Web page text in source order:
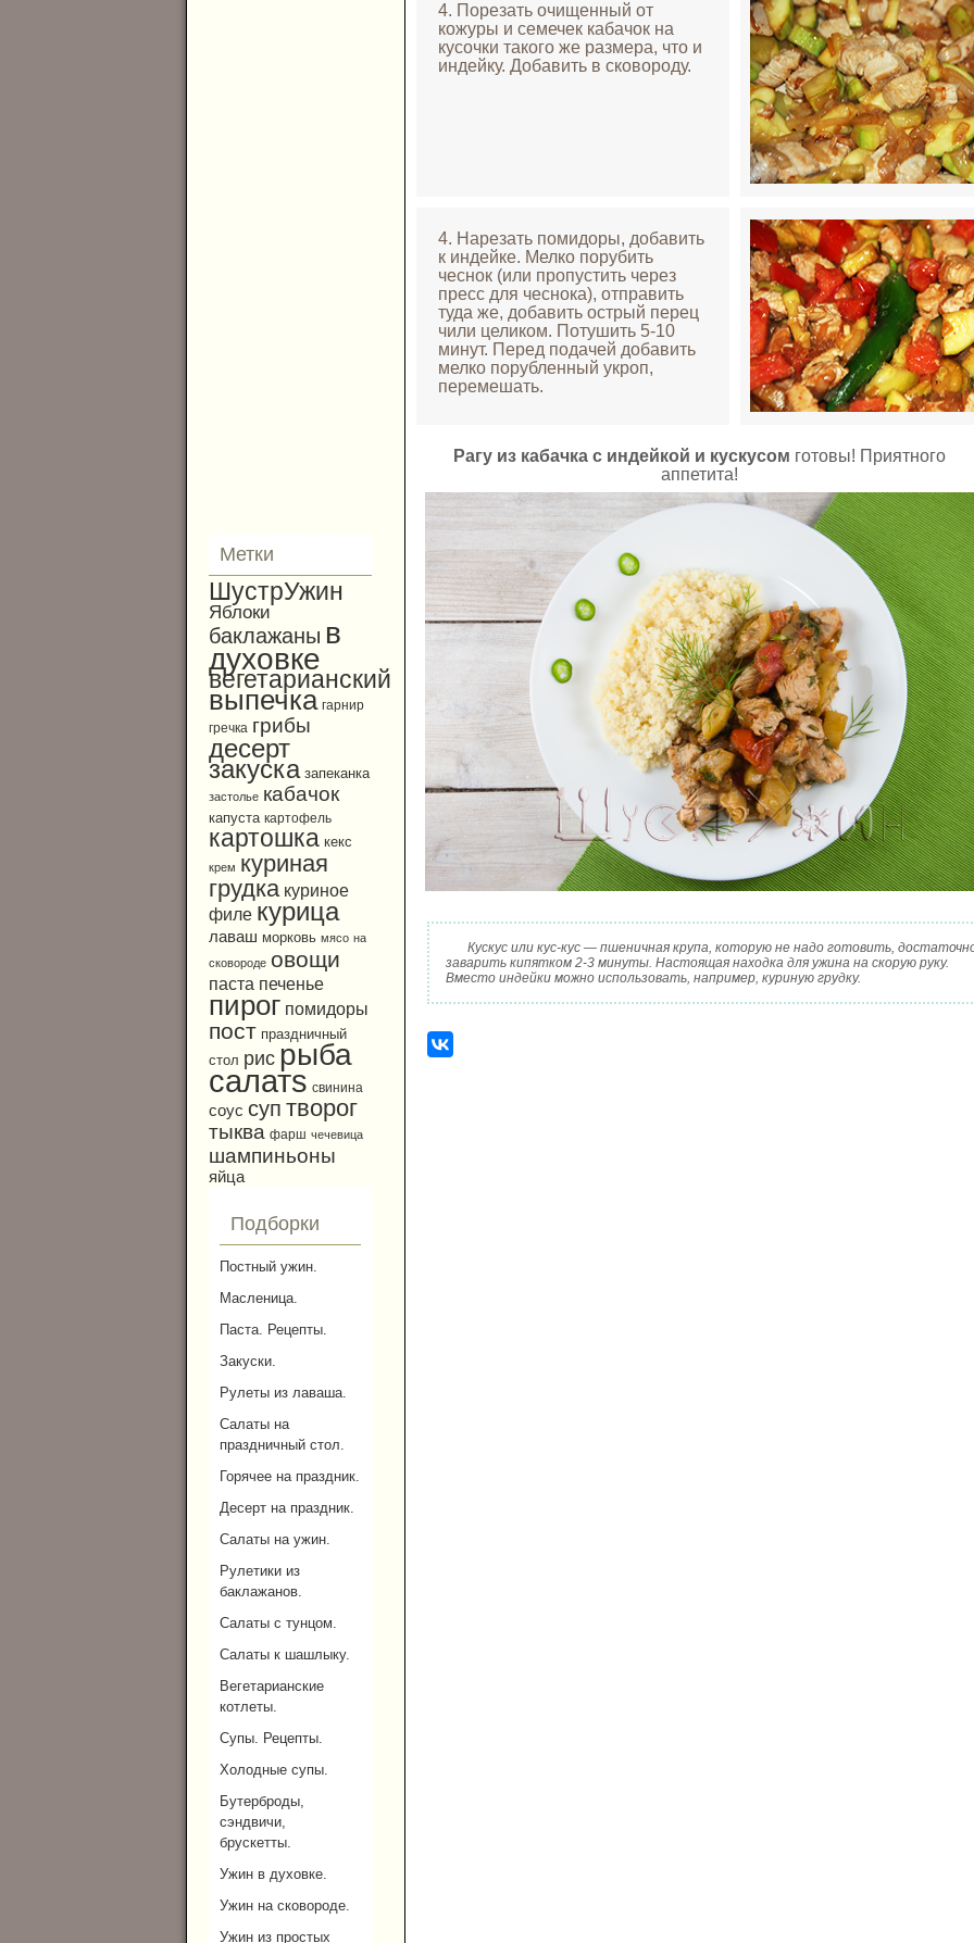
Метки
ШустрУжин
Яблоки
баклажаны в
духовке
вегетарианский
выпечка гарнир
гречка грибы
десерт
закуска запеканка
застолье кабачок
капуста картофель
картошка кекс
крем куриная
грудка куриное
филе курица
лаваш морковь мясо на
сковороде овощи
паста печенье
пирог помидоры
пост праздничный
стол рис рыба
салатs свинина
соус суп творог
тыква фарш чечевица
шампиньоны
яйца
Подборки
Постный ужин.
Масленица.
Паста. Рецепты.
Закуски.
Рулеты из лаваша.
Салаты на
праздничный стол.
Горячее на праздник.
Десерт на праздник.
Салаты на ужин.
Рулетики из
баклажанов.
Салаты с тунцом.
Салаты к шашлыку.
Вегетарианские
котлеты.
Супы. Рецепты.
Холодные супы.
Бутерброды,
сэндвичи,
брускетты.
Ужин в духовке.
Ужин на сковороде.
Ужин из простых
4. Порезать очищенный от
кожуры и семечек кабачок на
кусочки такого же размера, что и
индейку. Добавить в сковороду.
4. Нарезать помидоры, добавить
к индейке. Мелко порубить
чеснок (или пропустить через
пресс для чеснока), отправить
туда же, добавить острый перец
чили целиком. Потушить 5-10
минут. Перед подачей добавить
мелко порубленный укроп,
перемешать.
Рагу из кабачка с индейкой и кускусом готовы! Приятного
аппетита!
Кускус или кус-кус — пшеничная крупа, которую не надо готовить,
заварить кипятком 2-3 минуты. Настоящая находка для ужина на скорую руку.
Вместо индейки можно использовать, например, куриную грудку.